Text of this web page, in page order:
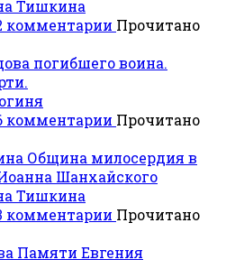
Тишкина
комментарии Прочитано
погибшего воина.
комментарии Прочитано
Община милосердия в
Шанхайского
Тишкина
комментарии Прочитано
Памяти Евгения